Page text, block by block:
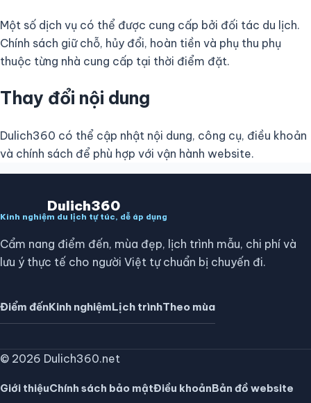
Một số dịch vụ có thể được cung cấp bởi đối tác du lịch.
Chính sách giữ chỗ, hủy đổi, hoàn tiền và phụ thu phụ
thuộc từng nhà cung cấp tại thời điểm đặt.
Thay đổi nội dung
Dulich360 có thể cập nhật nội dung, công cụ, điều khoản
và chính sách để phù hợp với vận hành website.
Dulich360
Kinh nghiệm du lịch tự túc, dễ áp dụng
Cẩm nang điểm đến, mùa đẹp, lịch trình mẫu, chi phí và
lưu ý thực tế cho người Việt tự chuẩn bị chuyến đi.
Điểm đếnKinh nghiệmLịch trìnhTheo mùa
© 2026 Dulich360.net
Giới thiệuChính sách bảo mậtĐiều khoảnBản đồ website